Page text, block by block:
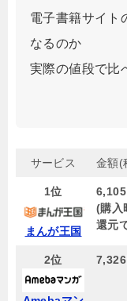
電子書籍サイト
なるのか
実際の値段で比
サービス 金額(
1位
まんが王国
(購入
還元
2位 7,326